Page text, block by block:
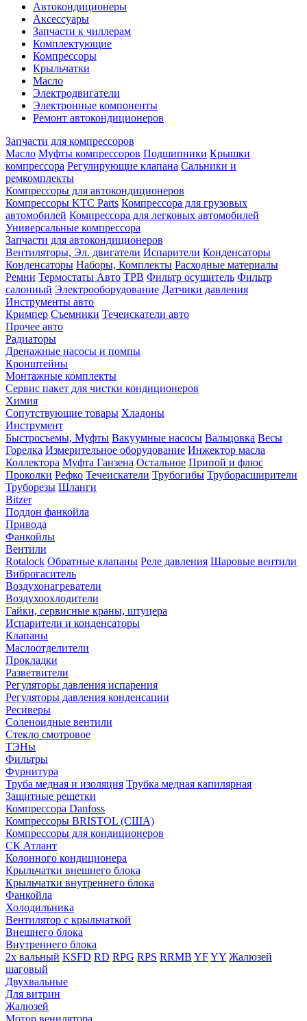
Автокондиционеры
Аксессуары
Запчасти к чиллерам
Комплектующие
Компрессоры
Крыльчатки
Масло
Электродвигатели
Электронные компоненты
Ремонт автокондиционеров
Запчасти для компрессоров
Масло Муфты компрессоров Подшипники Крышки
компрессора Регулирующие клапана Сальники и
ремкомплекты
Компрессоры для автокондиционеров
Компрессоры KTC Parts Компрессора для грузовых
автомобилей Компрессора для легковых автомобилей
Универсальные компрессора
Запчасти для автокондиционеров
Вентиляторы, Эл. двигатели Испарители Конденсаторы
Конденсаторы Наборы, Комплекты Расходные материалы
Ремни Термостаты Авто ТРВ Фильтр осушитель Фильтр
салонный Электрооборудование Датчики давления
Инструменты авто
Кримпер Съемники Течеискатели авто
Прочее авто
Радиаторы
Дренажные насосы и помпы
Кронштейны
Монтажные комплекты
Сервис пакет для чистки кондиционеров
Химия
Сопутствующие товары Хладоны
Инструмент
Быстросъемы, Муфты Вакуумные насосы Вальцовка Весы
Горелка Измерительное оборудование Инжектор масла
Коллектора Муфта Ганзена Остальное Припой и флюс
Проколки Рефко Течеискатели Трубогибы Труборасширители
Труборезы Шланги
Bitzer
Поддон фанкойла
Привода
Фанкойлы
Вентили
Rotalock Обратные клапаны Реле давления Шаровые вентили
Виброгаситель
Воздухонагреватели
Воздухоохлодители
Гайки, сервисные краны, штуцера
Испарители и конденсаторы
Клапаны
Маслоотделители
Прокладки
Разветвители
Регуляторы давления испарения
Регуляторы давления конденсации
Ресиверы
Соленоидные вентили
Стекло смотровое
ТЭНы
Фильтры
Фурнитура
Труба медная и изоляция Трубка медная капилярная
Защитные решетки
Компрессора Danfoss
Компрессоры BRISTOL (США)
Компрессоры для кондиционеров
СК Атлант
Колонного кондиционера
Крыльчатки внешнего блока
Крыльчатки внутреннего блока
Фанкойла
Холодильника
Вентилятор с крыльчаткой
Внешнего блока
Внутреннего блока
2х вальный KSFD RD RPG RPS RRMB YFYY Жалюзей
шаговый
Двухвальные
Для витрин
Жалюзей
Мотор венилятора